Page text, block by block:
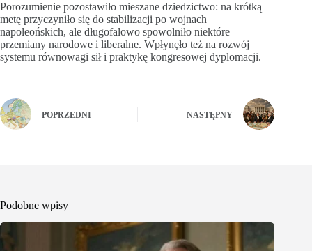
Porozumienie pozostawiło mieszane dziedzictwo: na krótką
metę przyczyniło się do stabilizacji po wojnach
napoleońskich, ale długofalowo spowolniło niektóre
przemiany narodowe i liberalne. Wpłynęło też na rozwój
systemu równowagi sił i praktykę kongresowej dyplomacji.
POPRZEDNI NASTĘPNY
Podobne wpisy